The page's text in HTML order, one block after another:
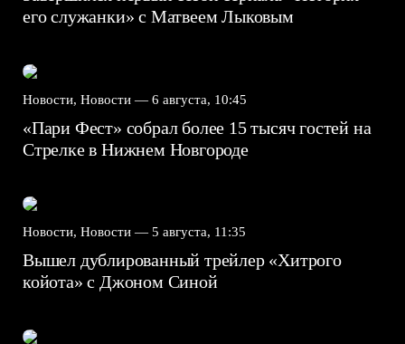
его служанки» с Матвеем Лыковым
Новости, Новости — 6 августа, 10:45
«Пари Фест» собрал более 15 тысяч гостей на
Стрелке в Нижнем Новгороде
Новости, Новости — 5 августа, 11:35
Вышел дублированный трейлер «Хитрого
койота» с Джоном Синой